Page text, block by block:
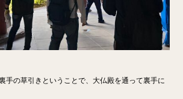
手の草引きということで、大仏殿を通って裏手に